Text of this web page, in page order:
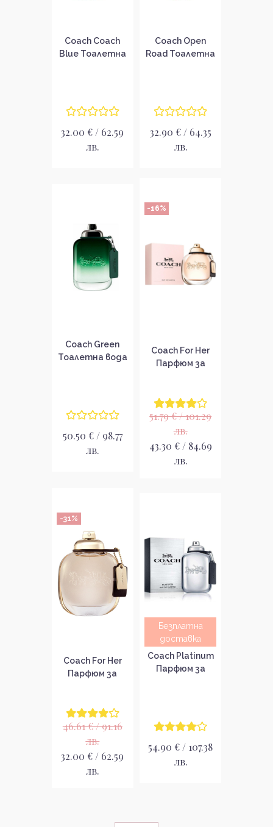
Coach Coach
Blue Тоалетна
32.00 € / 62.59
лв.
Coach Open
Road Тоалетна
32.90 € / 64.35
лв.
Coach Green
Тоалетна вода
50.50 € / 98.77
лв.
-16%
Coach For Her
Парфюм за
51.79 € / 101.29
лв.
43.30 € / 84.69
лв.
-31%
Coach For Her
Парфюм за
46.61 € / 91.16
лв.
32.00 € / 62.59
лв.
Безплатна
доставка
Coach Platinum
Парфюм за
54.90 € / 107.38
лв.